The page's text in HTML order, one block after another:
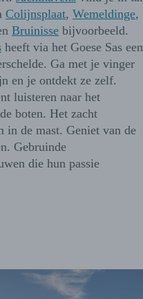
Colijnsplaat, Wemeldinge,
Bruinisse bijvoorbeeld.
heeft via het Goese Sas een
Ga met je vinger
en je ontdekt ze zelf.
luisteren naar het
boten. Het zacht
in de mast. Geniet van de
Gebruinde
die hun passie